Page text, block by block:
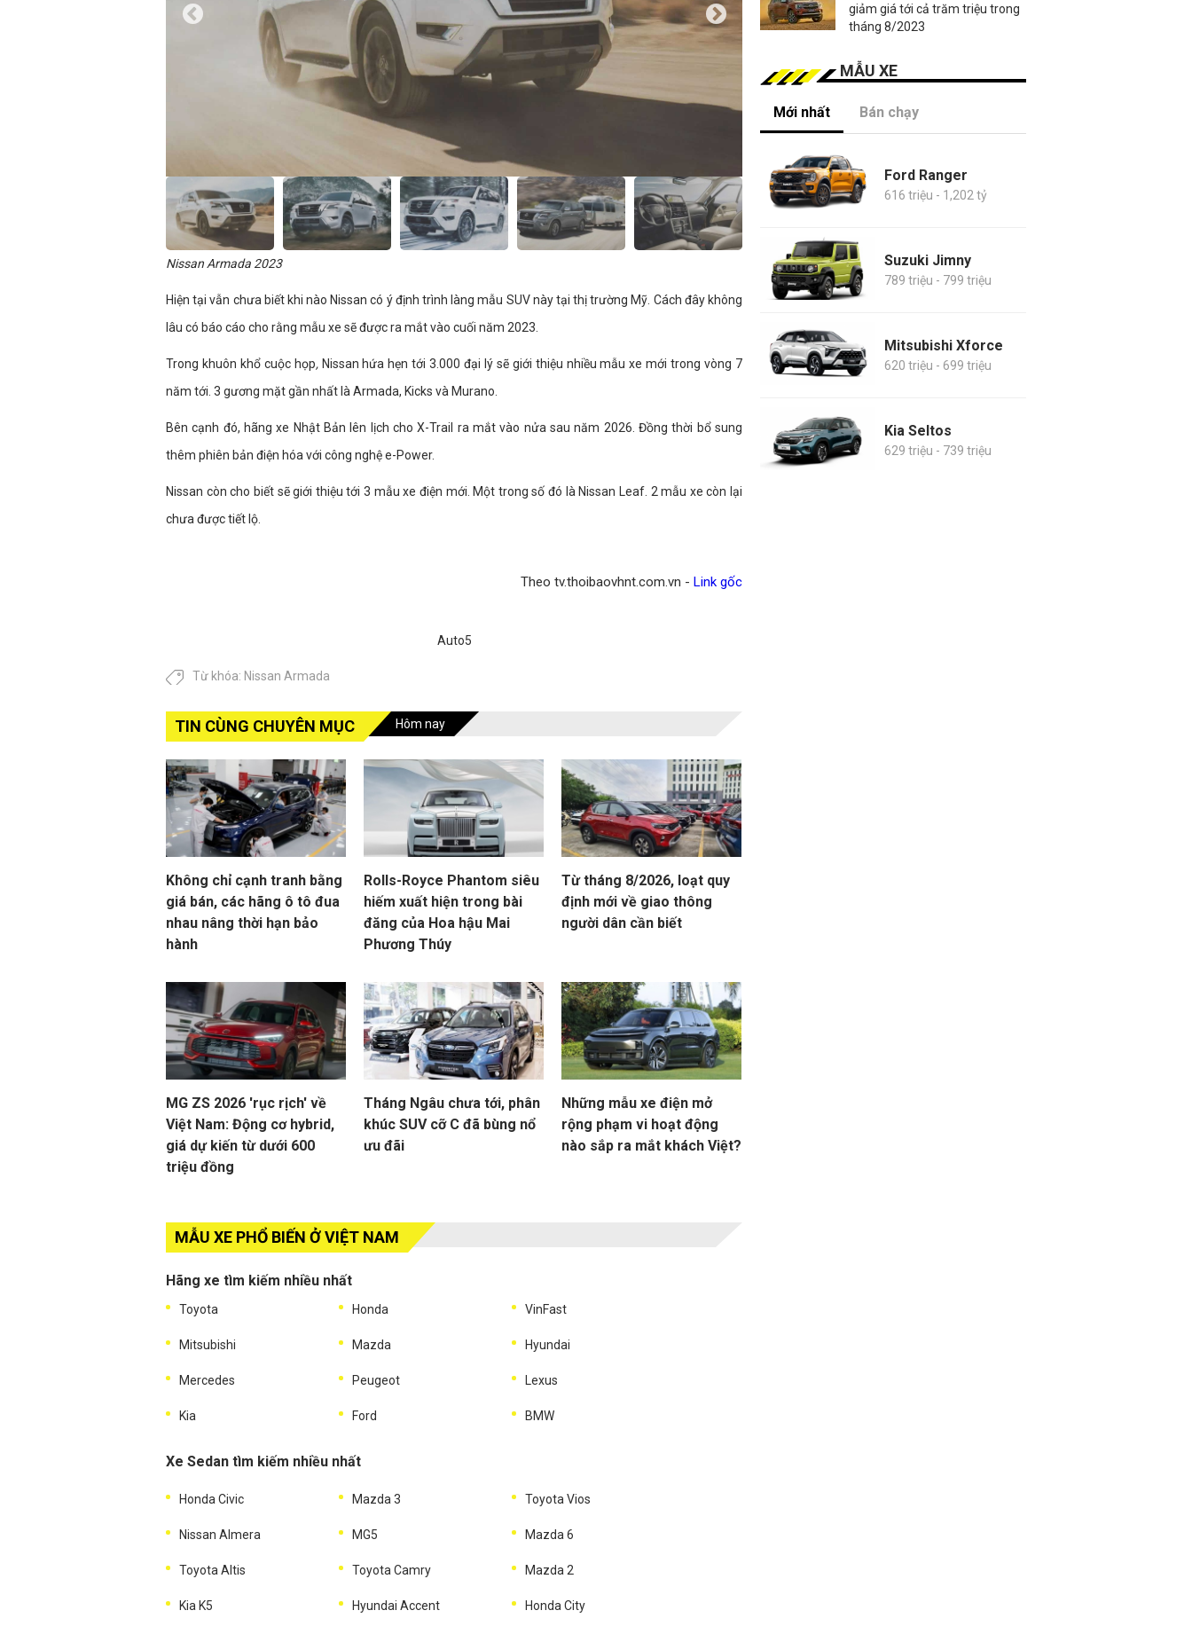
Nissan Armada 2023
Hiện tại vẫn chưa biết khi nào Nissan có ý định trình làng mẫu SUV này tại thị trường Mỹ. Cách đây không
lâu có báo cáo cho rằng mẫu xe sẽ được ra mắt vào cuối năm 2023.
Trong khuôn khổ cuộc họp, Nissan hứa hẹn tới 3.000 đại lý sẽ giới thiệu nhiều mẫu xe mới trong vòng 7
năm tới. 3 gương mặt gần nhất là Armada, Kicks và Murano.
Bên cạnh đó, hãng xe Nhật Bản lên lịch cho X-Trail ra mắt vào nửa sau năm 2026. Đồng thời bổ sung
thêm phiên bản điện hóa với công nghệ e-Power.
Nissan còn cho biết sẽ giới thiệu tới 3 mẫu xe điện mới. Một trong số đó là Nissan Leaf. 2 mẫu xe còn lại
chưa được tiết lộ.
Theo tv.thoibaovhnt.com.vn - Link gốc
Auto5
Từ khóa: Nissan Armada
TIN CÙNG CHUYÊN MỤC Hôm nay
Không chỉ cạnh tranh bằng
giá bán, các hãng ô tô đua
nhau nâng thời hạn bảo
hành
Rolls-Royce Phantom siêu
hiếm xuất hiện trong bài
đăng của Hoa hậu Mai
Phương Thúy
Từ tháng 8/2026, loạt quy
định mới về giao thông
người dân cần biết
MG ZS 2026 'rục rịch' về
Việt Nam: Động cơ hybrid,
giá dự kiến từ dưới 600
triệu đồng
Tháng Ngâu chưa tới, phân
khúc SUV cỡ C đã bùng nổ
ưu đãi
Những mẫu xe điện mở
rộng phạm vi hoạt động
nào sắp ra mắt khách Việt?
MẪU XE PHỔ BIẾN Ở VIỆT NAM
Hãng xe tìm kiếm nhiều nhất
Toyota Honda VinFast
Mitsubishi Mazda Hyundai
Mercedes Peugeot Lexus
Kia Ford BMW
Xe Sedan tìm kiếm nhiều nhất
Honda Civic Mazda 3 Toyota Vios
Nissan Almera MG5 Mazda 6
Toyota Altis Toyota Camry Mazda 2
Kia K5 Hyundai Accent Honda City
giảm giá tới cả trăm triệu trong
tháng 8/2023
MẪU XE
Mới nhất Bán chạy
Ford Ranger
616 triệu - 1,202 tỷ
Suzuki Jimny
789 triệu - 799 triệu
Mitsubishi Xforce
620 triệu - 699 triệu
Kia Seltos
629 triệu - 739 triệu